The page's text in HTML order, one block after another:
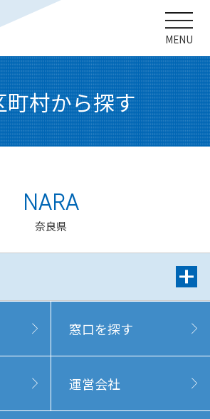
MENU
町村から探す
NARA
奈良県
窓口を探す
運営会社